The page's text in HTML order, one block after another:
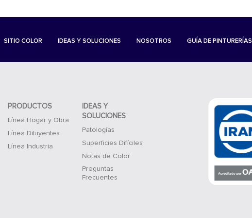
SITIO COLOR IDEAS Y SOLUCIONES NOSOTROS GUÍA DE PINTURERÍAS
PRODUCTOS
Línea Hogar y Obra
Línea Diluyentes
Línea Industria
IDEAS Y
SOLUCIONES
Patologías
Superficies Difíciles
Notas de Color
Preguntas
Frecuentes